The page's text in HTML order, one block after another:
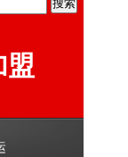
搜索
盟